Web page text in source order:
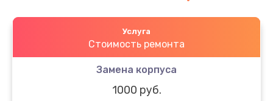
Услуга
Стоимость ремонта
Замена корпуса
1000 руб.